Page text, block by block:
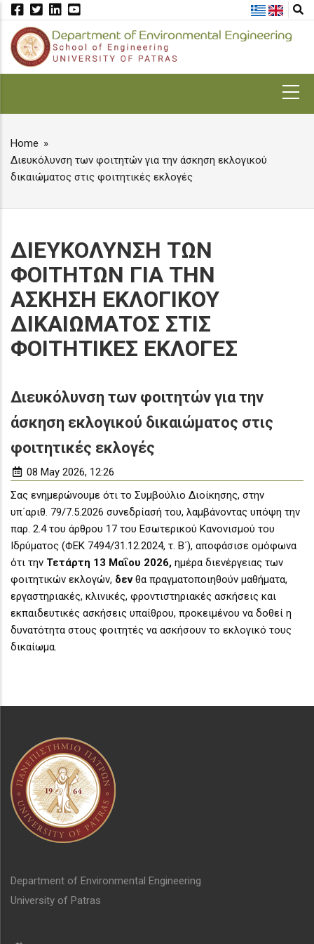
Skip
main
content
BREADCRUMB
Home
Διευκόλυνση των φοιτητών για την άσκηση εκλογικού
δικαιώματος στις φοιτητικές εκλογές
ΔΙΕΥΚΟΛΥΝΣΗ ΤΩΝ
ΦΟΙΤΗΤΩΝ ΓΙΑ ΤΗΝ
ΑΣΚΗΣΗ ΕΚΛΟΓΙΚΟΥ
ΔΙΚΑΙΩΜΑΤΟΣ ΣΤΙΣ
ΦΟΙΤΗΤΙΚΕΣ ΕΚΛΟΓΕΣ
Διευκόλυνση των φοιτητών για την
άσκηση εκλογικού δικαιώματος στις
φοιτητικές εκλογές
08 May 2026, 12:26
Σας ενημερώνουμε ότι το Συμβούλιο Διοίκησης, στην
υπ΄αριθ. 79/7.5.2026 συνεδρίασή του, λαμβάνοντας υπόψη την
παρ. 2.4 του άρθρου 17 του Εσωτερικού Κανονισμού του
Ιδρύματος (ΦΕΚ 7494/31.12.2024, τ. Β΄), αποφάσισε ομόφωνα
ότι την Τετάρτη 13 Μαΐου 2026, ημέρα διενέργειας των
φοιτητικών εκλογών, δενθα πραγματοποιηθούν μαθήματα,
εργαστηριακές, κλινικές, φροντιστηριακές ασκήσεις και
εκπαιδευτικές ασκήσεις υπαίθρου, προκειμένου να δοθεί η
δυνατότητα στους φοιτητές να ασκήσουν το εκλογικό τους
δικαίωμα.
Department of Environmental Engineering
University of Patras